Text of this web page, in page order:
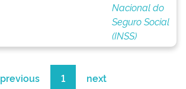
Nacional do
Seguro Social
(INSS)
previous 1 next